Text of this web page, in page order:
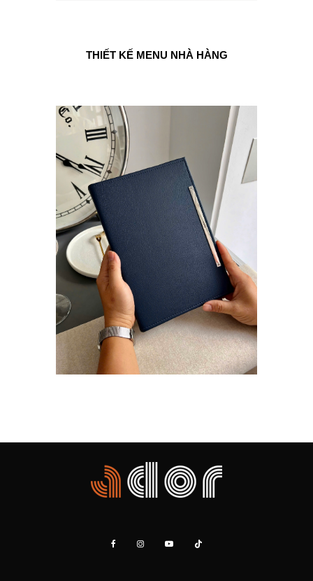
THIẾT KẾ MENU NHÀ HÀNG